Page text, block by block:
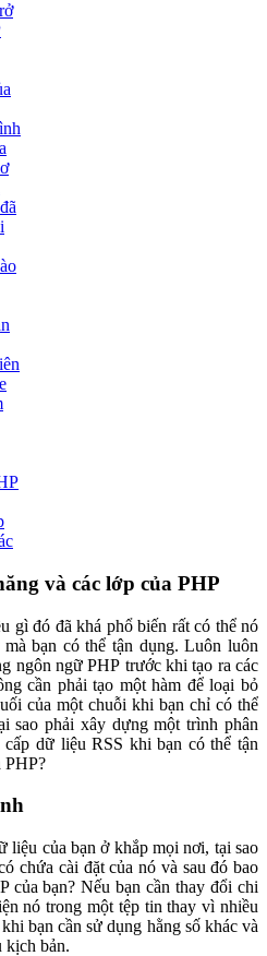
và các lớp của PHP
gì đó đã khá phổ biến rất có thể nó
bạn có thể tận dụng. Luôn luôn
ngôn ngữ PHP trước khi tạo ra các
cần phải tạo một hàm để loại bỏ
của một chuỗi khi bạn chỉ có thể
sao phải xây dựng một trình phân
dữ liệu RSS khi bạn có thể tận
PHP?
liệu của bạn ở khắp mọi nơi, tại sao
chứa cài đặt của nó và sau đó bao
của bạn? Nếu bạn cần thay đổi chi
nó trong một tệp tin thay vì nhiều
bạn cần sử dụng hằng số khác và
kịch bản.